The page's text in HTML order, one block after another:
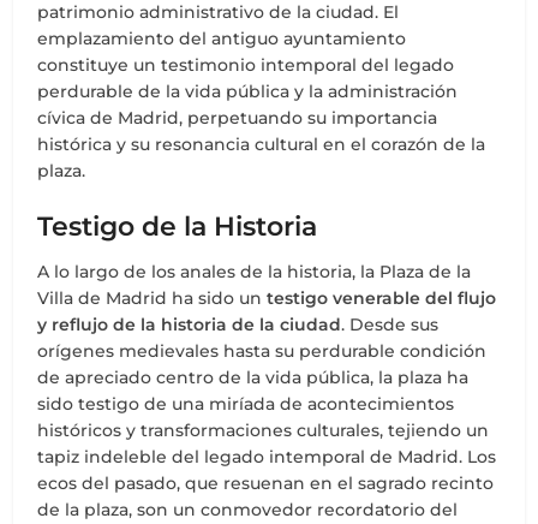
patrimonio administrativo de la ciudad. El
emplazamiento del antiguo ayuntamiento
constituye un testimonio intemporal del legado
perdurable de la vida pública y la administración
cívica de Madrid, perpetuando su importancia
histórica y su resonancia cultural en el corazón de la
plaza.
Testigo de la Historia
A lo largo de los anales de la historia, la Plaza de la
Villa de Madrid ha sido untestigo venerable del flujo
y reflujo de la historia de la ciudad. Desde sus
orígenes medievales hasta su perdurable condición
de apreciado centro de la vida pública, la plaza ha
sido testigo de una miríada de acontecimientos
históricos y transformaciones culturales, tejiendo un
tapiz indeleble del legado intemporal de Madrid. Los
ecos del pasado, que resuenan en el sagrado recinto
de la plaza, son un conmovedor recordatorio del